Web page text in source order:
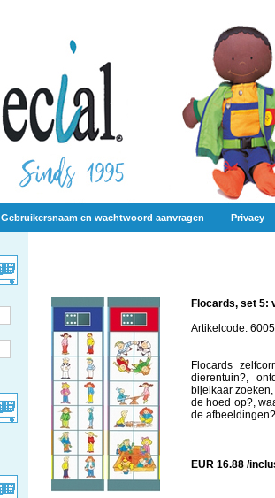
Gebruikersnaam en wachtwoord aanvragen Privacy
Flocards, set 5:
Artikelcode:
Flocards
dierentuin?,
bijelkaar
de hoed op?,
de afbeeldingen?
EUR 16.88 /